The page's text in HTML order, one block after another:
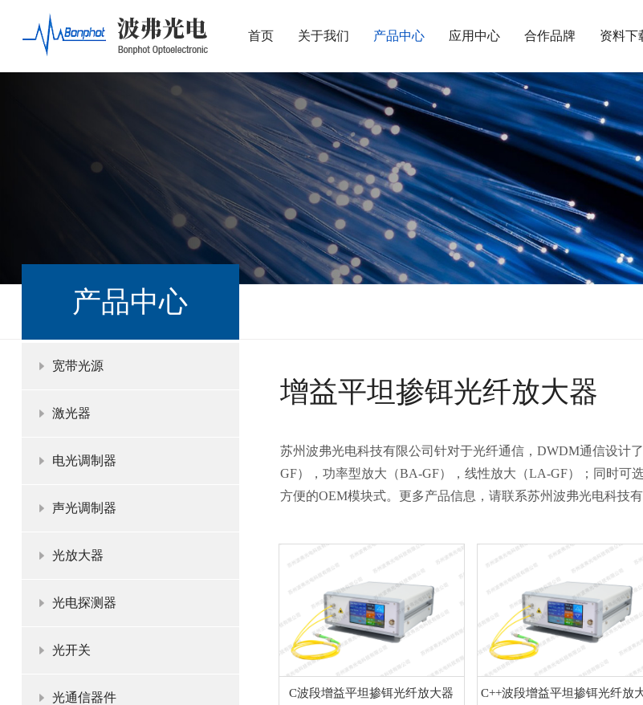
首页 关于我们 产品中心 应用中心 合作品牌 资料下
产品中心
宽带光源
激光器
电光调制器
声光调制器
光放大器
光电探测器
光开关
光通信器件
增益平坦掺铒光纤放大器
苏州波弗光电科技有限公司针对于光纤通信，DWDM通信设计
GF），功率型放大（BA-GF），线性放大（LA-GF）；同时可
方便的OEM模块式。更多产品信息，请联系苏州波弗光电科技
C波段增益平坦掺铒光纤放大器 C++波段增益平坦掺铒光纤放